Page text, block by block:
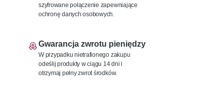
szyfrowane połączenie zapewniające
ochronę danych osobowych.
Gwarancja zwrotu pieniędzy
W przypadku nietrafionego zakupu
odeślij produkty w ciągu 14 dni i
otrzymaj pełny zwrot środków.